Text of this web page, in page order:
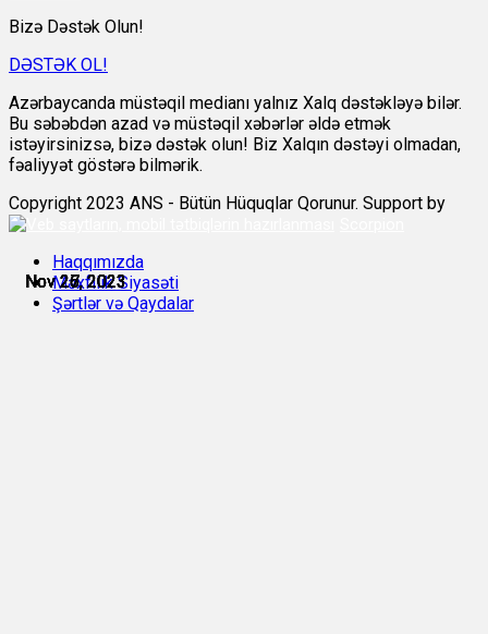
Nov 26, 2023
Nov 26, 2023
Nov 26, 2023
Nov 27, 2023
Nov 27, 2023
Nov 27, 2023
Bizə Dəstək Olun!
DƏSTƏK OL!
Azərbaycanda müstəqil medianı yalnız Xalq dəstəkləyə bilər.
Bu səbəbdən azad və müstəqil xəbərlər əldə etmək
istəyirsinizsə, bizə dəstək olun! Biz Xalqın dəstəyi olmadan,
fəaliyyət göstərə bilmərik.
Copyright 2023 ANS - Bütün Hüquqlar Qorunur. Support by
Haqqımızda
Məxfilik Siyasəti
Şərtlər və Qaydalar